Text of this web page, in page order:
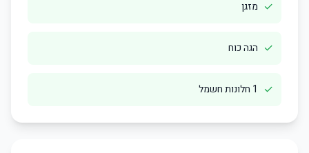
✓ מזגן
✓ הגה כוח
✓ 1 חלונות חשמל